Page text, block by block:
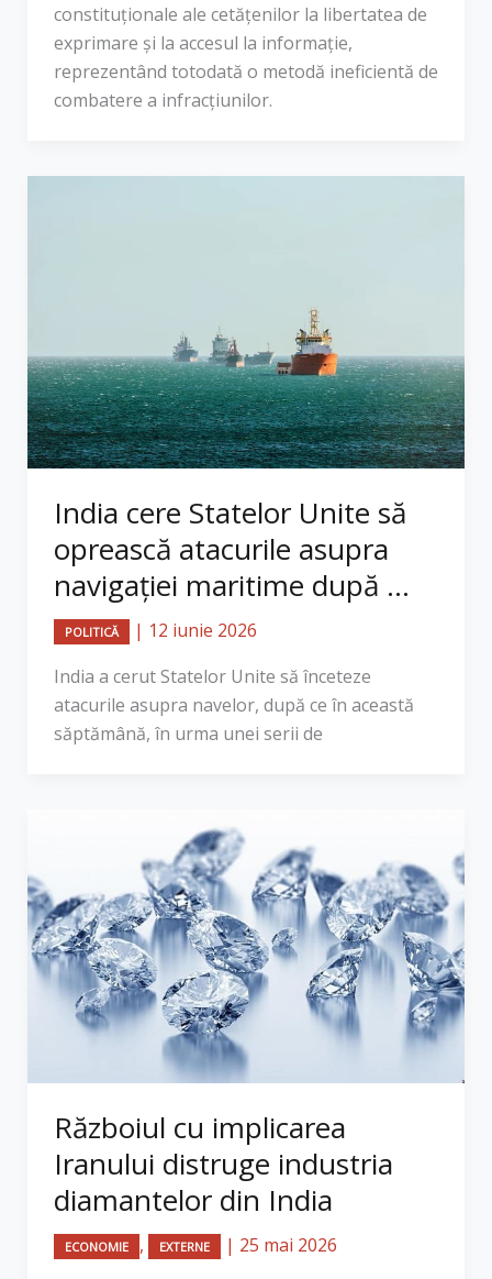
constituționale ale cetățenilor la libertatea de
exprimare și la accesul la informație,
reprezentând totodată o metodă ineficientă de
combatere a infracțiunilor.
India cere Statelor Unite să
oprească atacurile asupra
navigației maritime după ...
POLITICĂ | 12 iunie 2026
India a cerut Statelor Unite să înceteze
atacurile asupra navelor, după ce în această
săptămână, în urma unei serii de
Războiul cu implicarea
Iranului distruge industria
diamantelor din India
ECONOMIE , EXTERNE | 25 mai 2026